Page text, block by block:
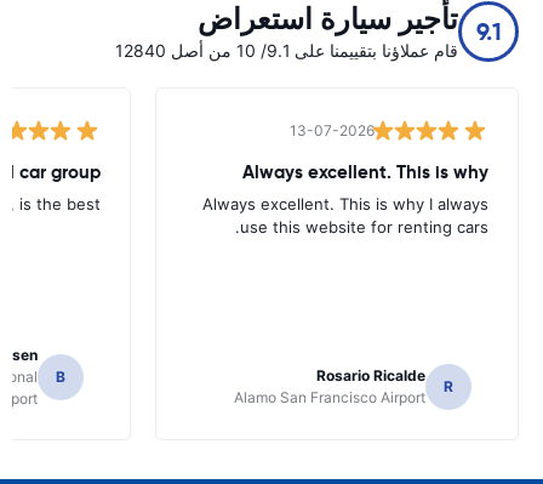
9.1 تأجير سيارة استعراض
قام عملاؤنا بتقييمنا على 9.1/ 10 من أصل 12840
13-07-2026
Always excellent. This is why
Always excellent. This is why I always
use this website for renting cars.
R
Rosario Ricalde
Alamo San Francisco Airport
car group
is the best.
B